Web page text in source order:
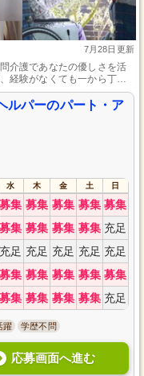
7月28日更新
介護であなたの優しさを活
経験がなくても一から丁寧
生活をサポートします。フ
イト生活が可能です。
ルパーのパート・ア
水 木 金 土 日
募集 募集 募集 募集 募集
募集 募集 募集 募集 充足
充足 充足 充足 充足 充足
募集 募集 募集 募集 募集
募集 募集 募集 募集 充足
躍 学歴不問
応募画面へ進む